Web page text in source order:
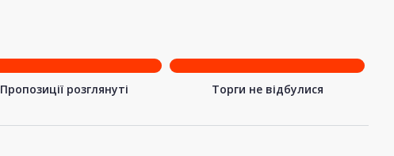
Пропозиції розглянуті Торги не відбулися